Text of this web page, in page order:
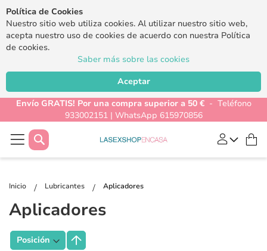
Política de Cookies
Nuestro sitio web utiliza cookies. Al utilizar nuestro sitio web,
acepta nuestro uso de cookies de acuerdo con nuestra Política
de cookies.
Saber más sobre las cookies
Aceptar
Envío GRATIS! Por una compra superior a 50 €- Teléfono
933002151 | WhatsApp 615970856
Buscar
Inicio Lubricantes Aplicadores
Aplicadores